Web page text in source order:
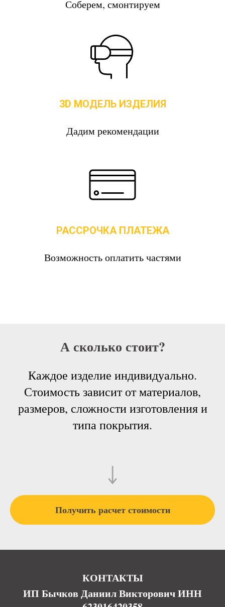
Соберем, смонтируем
3D МОДЕЛЬ ИЗДЕЛИЯ
Дадим рекомендации
РАССРОЧКА ПЛАТЕЖА
Возможность оплатить частями
А сколько стоит?
Каждое изделие индивидуально.
Стоимость зависит от материалов,
размеров, сложности изготовления и
типа покрытия.
Получить расчет стоимости
КОНТАКТЫ
ИП Бычков Даниил Викторович ИНН